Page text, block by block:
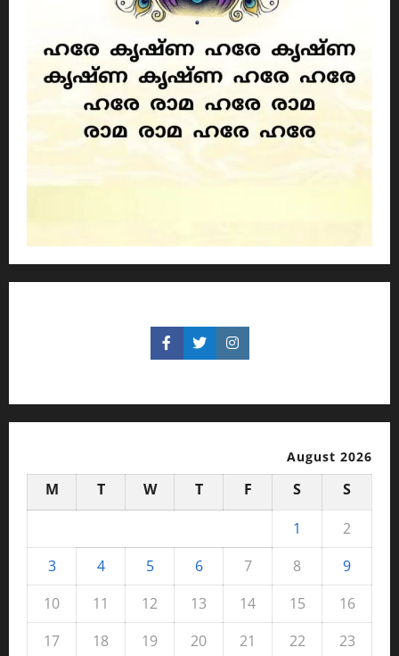
August 2026
M T W T F S
S
1
2
3
4 5 6 7 8
9
10
11 12 13 14 15
16
17
18 19 20 21 22 23